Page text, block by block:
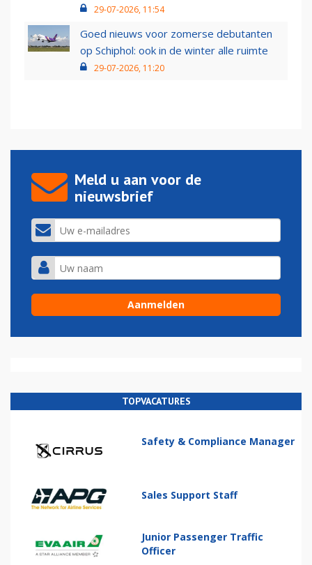
29-07-2026, 11:54
Goed nieuws voor zomerse debutanten
op Schiphol: ook in de winter alle ruimte
29-07-2026, 11:20
Meld u aan voor de
nieuwsbrief
TOPVACATURES
Safety & Compliance Manager
Sales Support Staff
Junior Passenger Traffic
Officer